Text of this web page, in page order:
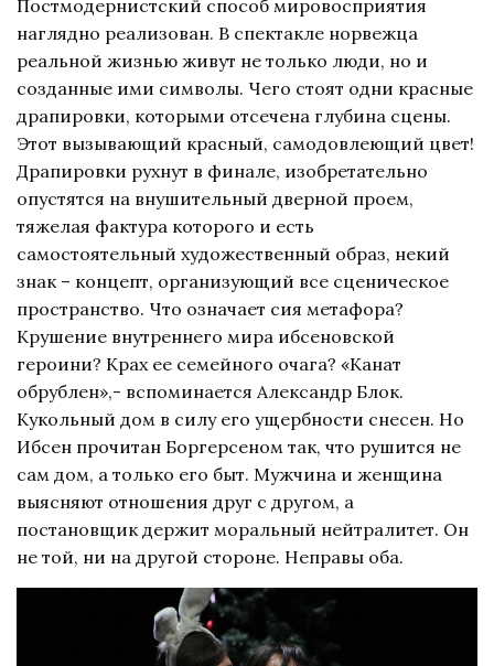
Постмодернистский способ мировосприятия
наглядно реализован. В спектакле норвежца
реальной жизнью живут не только люди, но и
созданные ими символы. Чего стоят одни красные
драпировки, которыми отсечена глубина сцены.
Этот вызывающий красный, самодовлеющий цвет!
Драпировки рухнут в финале, изобретательно
опустятся на внушительный дверной проем,
тяжелая фактура которого и есть
самостоятельный художественный образ, некий
знак – концепт, организующий все сценическое
пространство. Что означает сия метафора?
Крушение внутреннего мира ибсеновской
героини? Крах ее семейного очага? «Канат
обрублен»,- вспоминается Александр Блок.
Кукольный дом в силу его ущербности снесен. Но
Ибсен прочитан Боргерсеном так, что рушится не
сам дом, а только его быт. Мужчина и женщина
выясняют отношения друг с другом, а
постановщик держит моральный нейтралитет. Он
не той, ни на другой стороне. Неправы оба.